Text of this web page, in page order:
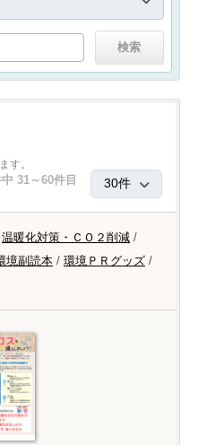
す。
31～60件目
温暖化対策・ＣＯ２削減 /
境副読本 / 環境ＰＲグッズ /